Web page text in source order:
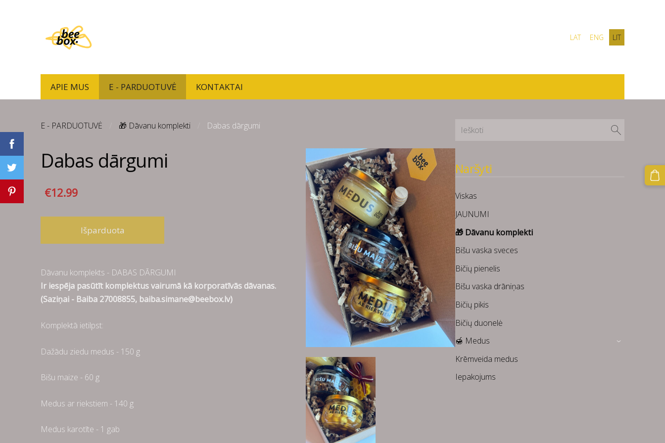
LAT ENG LIT
APIE MUS E - PARDUOTUVĖ KONTAKTAI
Naršyti
Viskas
JAUNUMI
🎁 Dāvanu komplekti
Bišu vaska sveces
Bičių pienelis
Bišu vaska drāniņas
Bičių pikis
Bičių duonelė
🍯 Medus
›
Krēmveida medus
Iepakojums
E - PARDUOTUVĖ 🎁 Dāvanu komplekti Dabas dārgumi
Dabas dārgumi
€12.99
Išparduota
Dāvanu komplekts - DABAS DĀRGUMI
Ir iespēja pasūtīt komplektus vairumā kā korporatīvās dāvanas.
(Saziņai - Baiba 27008855, baiba.simane@beebox.lv)
Komplektā ietilpst:
Dažādu ziedu medus - 150 g
Bišu maize - 60 g
Medus ar riekstiem - 140 g
Medus karotīte - 1 gab